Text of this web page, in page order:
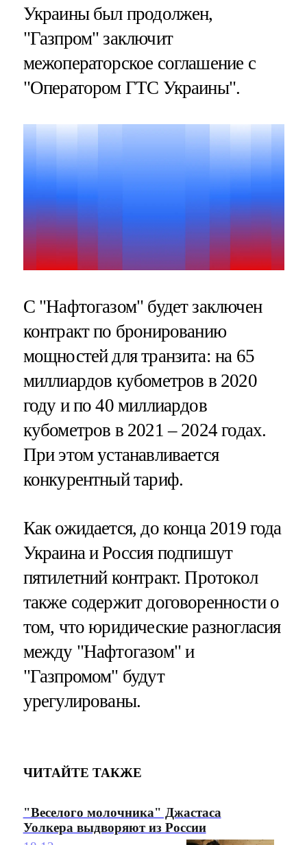
Украины был продолжен,
"Газпром" заключит
межоператорское соглашение с
"Оператором ГТС Украины".
С "Нафтогазом" будет заключен
контракт по бронированию
мощностей для транзита: на 65
миллиардов кубометров в 2020
году и по 40 миллиардов
кубометров в 2021 – 2024 годах.
При этом устанавливается
конкурентный тариф.
Как ожидается, до конца 2019 года
Украина и Россия подпишут
пятилетний контракт. Протокол
также содержит договоренности о
том, что юридические разногласия
между "Нафтогазом" и
"Газпромом" будут
урегулированы.
ЧИТАЙТЕ ТАКЖЕ
"Веселого молочника" Джастаса
Уолкера выдворяют из России